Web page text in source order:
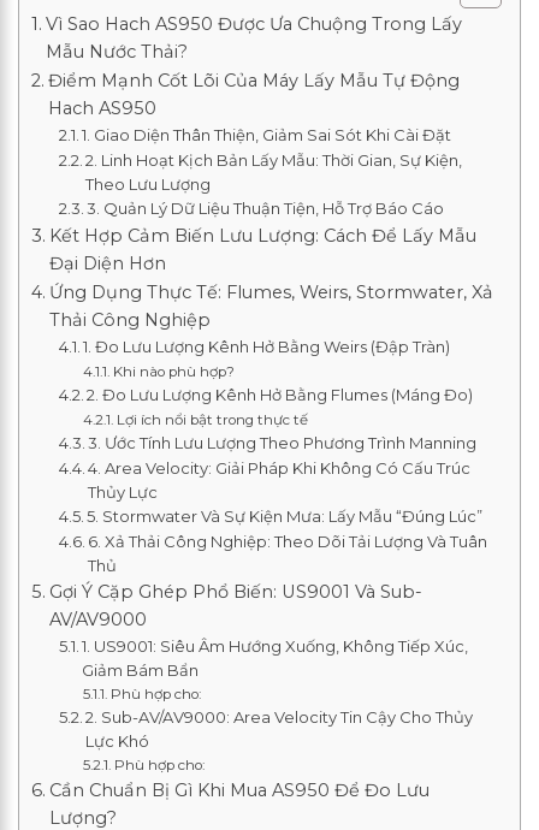
Vì Sao Hach AS950 Được Ưa Chuộng Trong Lấy
Mẫu Nước Thải?
Điểm Mạnh Cốt Lõi Của Máy Lấy Mẫu Tự Động
Hach AS950
1. Giao Diện Thân Thiện, Giảm Sai Sót Khi Cài Đặt
2. Linh Hoạt Kịch Bản Lấy Mẫu: Thời Gian, Sự Kiện,
Theo Lưu Lượng
3. Quản Lý Dữ Liệu Thuận Tiện, Hỗ Trợ Báo Cáo
Kết Hợp Cảm Biến Lưu Lượng: Cách Để Lấy Mẫu
Đại Diện Hơn
Ứng Dụng Thực Tế: Flumes, Weirs, Stormwater, Xả
Thải Công Nghiệp
1. Đo Lưu Lượng Kênh Hở Bằng Weirs (Đập Tràn)
Khi nào phù hợp?
2. Đo Lưu Lượng Kênh Hở Bằng Flumes (Máng Đo)
Lợi ích nổi bật trong thực tế
3. Ước Tính Lưu Lượng Theo Phương Trình Manning
4. Area Velocity: Giải Pháp Khi Không Có Cấu Trúc
Thủy Lực
5. Stormwater Và Sự Kiện Mưa: Lấy Mẫu “Đúng Lúc”
6. Xả Thải Công Nghiệp: Theo Dõi Tải Lượng Và Tuân
Thủ
Gợi Ý Cặp Ghép Phổ Biến: US9001 Và Sub-
AV/AV9000
1. US9001: Siêu Âm Hướng Xuống, Không Tiếp Xúc,
Giảm Bám Bẩn
Phù hợp cho:
2. Sub-AV/AV9000: Area Velocity Tin Cậy Cho Thủy
Lực Khó
Phù hợp cho:
Cần Chuẩn Bị Gì Khi Mua AS950 Để Đo Lưu
Lượng?